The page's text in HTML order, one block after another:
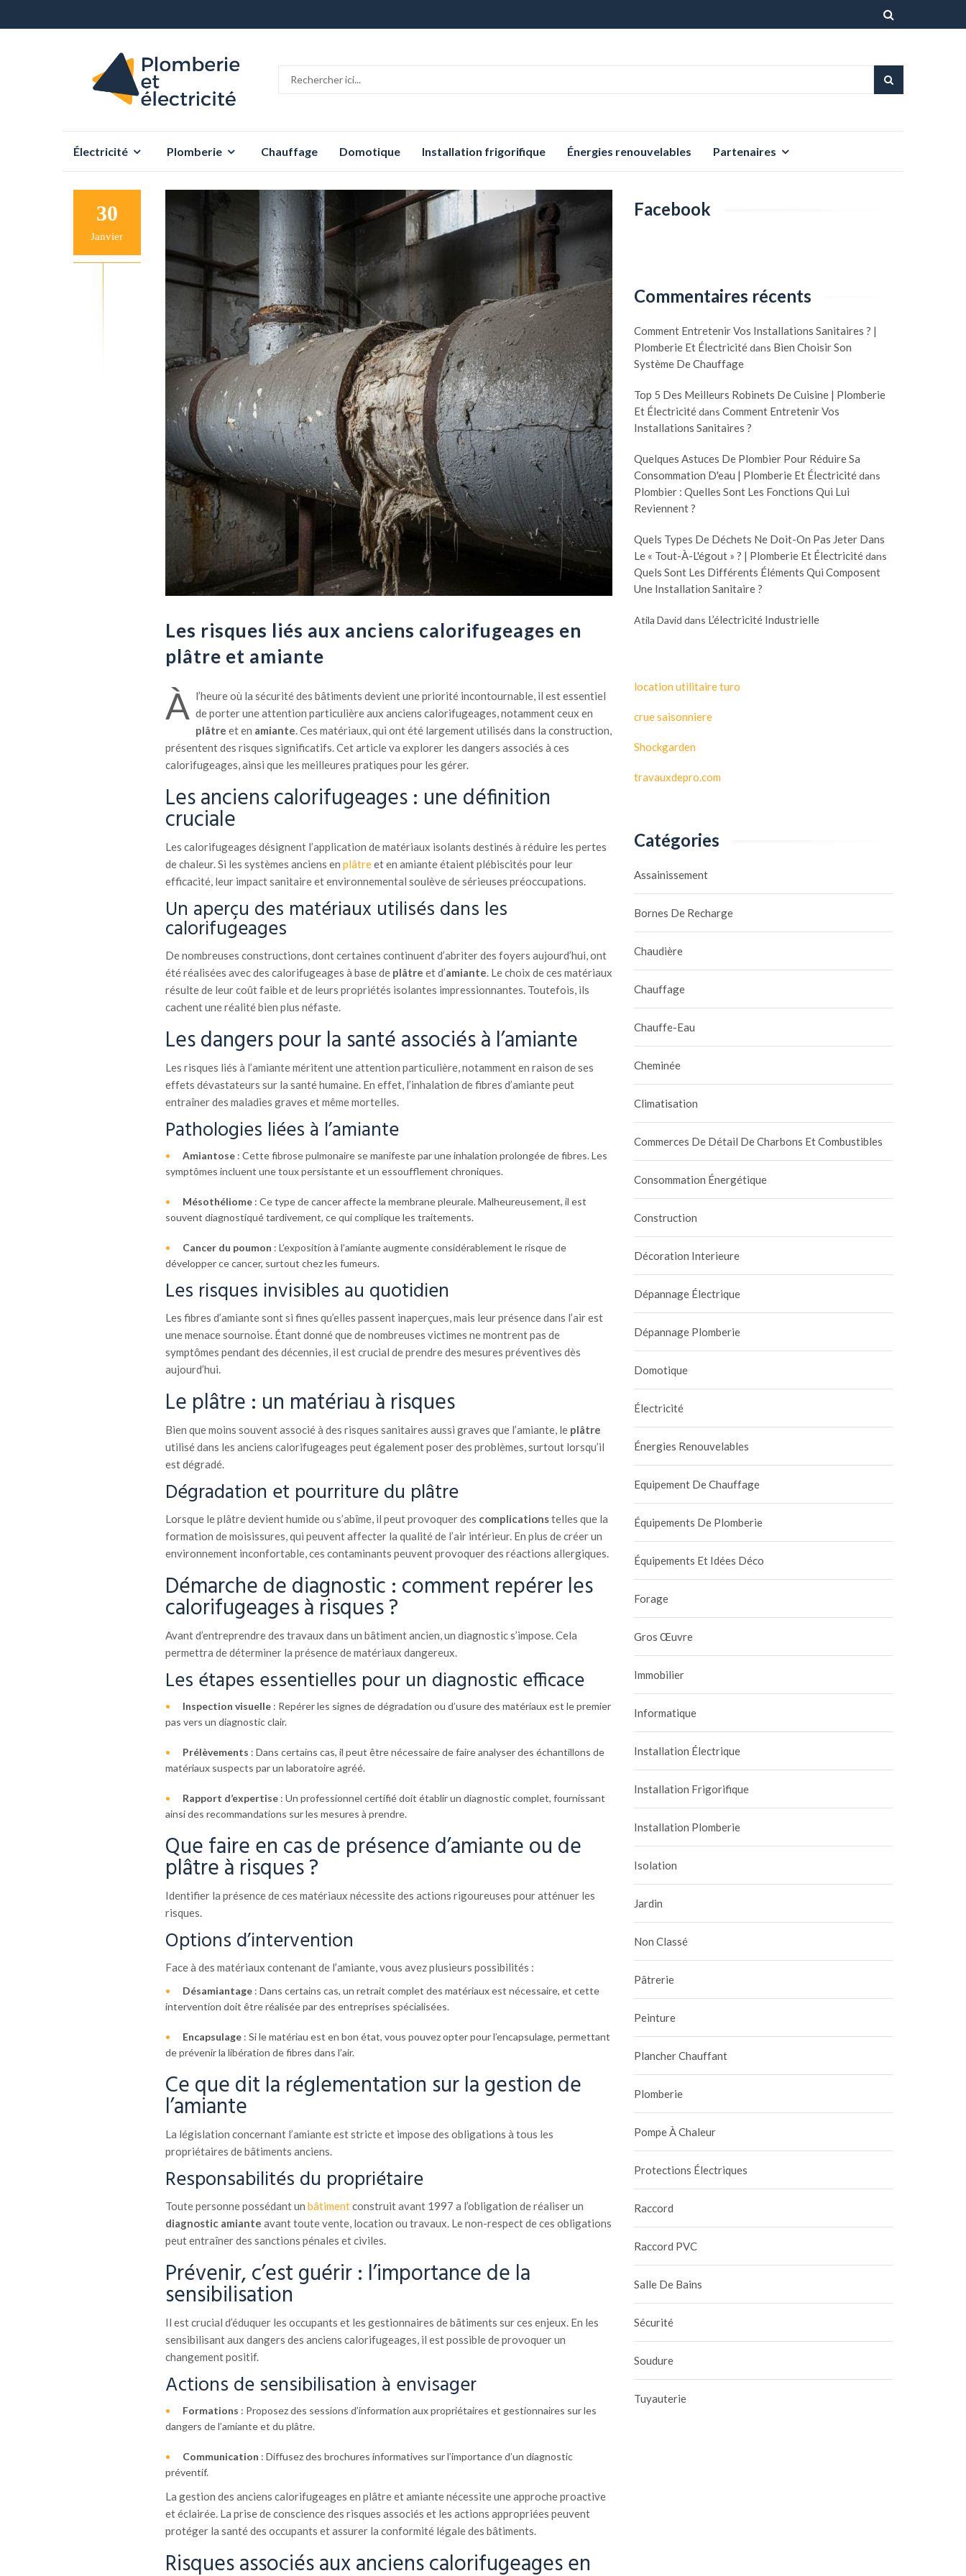
Aller
contenu
Électricité Plomberie Chauffage Domotique Installation frigorifique Énergies renouvelables Partenaires
30
Janvier
Les risques liés aux anciens calorifugeages en
plâtre et amiante
À l’heure où la sécurité des bâtiments devient une priorité incontournable, il est essentiel
de porter une attention particulière aux anciens calorifugeages, notamment ceux en
plâtre et en amiante. Ces matériaux, qui ont été largement utilisés dans la construction,
présentent des risques significatifs. Cet article va explorer les dangers associés à ces
calorifugeages, ainsi que les meilleures pratiques pour les gérer.
Les anciens calorifugeages : une définition
cruciale
Les calorifugeages désignent l’application de matériaux isolants destinés à réduire les pertes
de chaleur. Si les systèmes anciens en plâtreet en amiante étaient plébiscités pour leur
efficacité, leur impact sanitaire et environnemental soulève de sérieuses préoccupations.
Un aperçu des matériaux utilisés dans les
calorifugeages
De nombreuses constructions, dont certaines continuent d’abriter des foyers aujourd’hui, ont
été réalisées avec des calorifugeages à base de plâtre et d’amiante. Le choix de ces matériaux
résulte de leur coût faible et de leurs propriétés isolantes impressionnantes. Toutefois, ils
cachent une réalité bien plus néfaste.
Les dangers pour la santé associés à l’amiante
Les risques liés à l’amiante méritent une attention particulière, notamment en raison de ses
effets dévastateurs sur la santé humaine. En effet, l’inhalation de fibres d’amiante peut
entraîner des maladies graves et même mortelles.
Pathologies liées à l’amiante
Amiantose: Cette fibrose pulmonaire se manifeste par une inhalation prolongée de fibres. Les
symptômes incluent une toux persistante et un essoufflement chroniques.
Mésothéliome: Ce type de cancer affecte la membrane pleurale. Malheureusement, il est
souvent diagnostiqué tardivement, ce qui complique les traitements.
Cancer du poumon : L’exposition à l’amiante augmente considérablement le risque de
développer ce cancer, surtout chez les fumeurs.
Les risques invisibles au quotidien
Les fibres d’amiante sont si fines qu’elles passent inaperçues, mais leur présence dans l’air est
une menace sournoise. Étant donné que de nombreuses victimes ne montrent pas de
symptômes pendant des décennies, il est crucial de prendre des mesures préventives dès
aujourd’hui.
Le plâtre : un matériau à risques
Bien que moins souvent associé à des risques sanitaires aussi graves que l’amiante, le plâtre
utilisé dans les anciens calorifugeages peut également poser des problèmes, surtout lorsqu’il
est dégradé.
Dégradation et pourriture du plâtre
Lorsque le plâtre devient humide ou s’abîme, il peut provoquer des complicationstelles que la
formation de moisissures, qui peuvent affecter la qualité de l’air intérieur. En plus de créer un
environnement inconfortable, ces contaminants peuvent provoquer des réactions allergiques.
Démarche de diagnostic : comment repérer les
calorifugeages à risques ?
Avant d’entreprendre des travaux dans un bâtiment ancien, un diagnostic s’impose. Cela
permettra de déterminer la présence de matériaux dangereux.
Les étapes essentielles pour un diagnostic efficace
Inspection visuelle: Repérer les signes de dégradation ou d’usure des matériaux est le premier
pas vers un diagnostic clair.
Prélèvements : Dans certains cas, il peut être nécessaire de faire analyser des échantillons de
matériaux suspects par un laboratoire agréé.
Rapport d’expertise: Un professionnel certifié doit établir un diagnostic complet, fournissant
ainsi des recommandations sur les mesures à prendre.
Que faire en cas de présence d’amiante ou de
plâtre à risques ?
Identifier la présence de ces matériaux nécessite des actions rigoureuses pour atténuer les
risques.
Options d’intervention
Face à des matériaux contenant de l’amiante, vous avez plusieurs possibilités :
Désamiantage: Dans certains cas, un retrait complet des matériaux est nécessaire, et cette
intervention doit être réalisée par des entreprises spécialisées.
Encapsulage: Si le matériau est en bon état, vous pouvez opter pour l’encapsulage, permettant
de prévenir la libération de fibres dans l’air.
Ce que dit la réglementation sur la gestion de
l’amiante
La législation concernant l’amiante est stricte et impose des obligations à tous les
propriétaires de bâtiments anciens.
Responsabilités du propriétaire
Toute personne possédant un bâtimentconstruit avant 1997 a l’obligation de réaliser un
diagnostic amiante avant toute vente, location ou travaux. Le non-respect de ces obligations
peut entraîner des sanctions pénales et civiles.
Prévenir, c’est guérir : l’importance de la
sensibilisation
Il est crucial d’éduquer les occupants et les gestionnaires de bâtiments sur ces enjeux. En les
sensibilisant aux dangers des anciens calorifugeages, il est possible de provoquer un
changement positif.
Actions de sensibilisation à envisager
Formations : Proposez des sessions d’information aux propriétaires et gestionnaires sur les
dangers de l’amiante et du plâtre.
Communication : Diffusez des brochures informatives sur l’importance d’un diagnostic
préventif.
La gestion des anciens calorifugeages en plâtre et amiante nécessite une approche proactive
et éclairée. La prise de conscience des risques associés et les actions appropriées peuvent
protéger la santé des occupants et assurer la conformité légale des bâtiments.
Risques associés aux anciens calorifugeages en
Facebook
Commentaires récents
Comment Entretenir Vos Installations Sanitaires ? |
Plomberie Et Électricitédans Bien Choisir Son
Système De Chauffage
Top 5 Des Meilleurs Robinets De Cuisine | Plomberie
Et Électricitédans Comment Entretenir Vos
Installations Sanitaires ?
Quelques Astuces De Plombier Pour Réduire Sa
Consommation D'eau | Plomberie Et Électricitédans
Plombier : Quelles Sont Les Fonctions Qui Lui
Reviennent ?
Quels Types De Déchets Ne Doit-On Pas Jeter Dans
Le « Tout-À-L'égout » ? | Plomberie Et Électricitédans
Quels Sont Les Différents Éléments Qui Composent
Une Installation Sanitaire ?
Atila David dans L’électricité Industrielle
location utilitaire turo
crue saisonniere
Shockgarden
travauxdepro.com
Catégories
Assainissement
Bornes De Recharge
Chaudière
Chauffage
Chauffe-Eau
Cheminée
Climatisation
Commerces De Détail De Charbons Et Combustibles
Consommation Énergétique
Construction
Décoration Interieure
Dépannage Électrique
Dépannage Plomberie
Domotique
Électricité
Énergies Renouvelables
Equipement De Chauffage
Équipements De Plomberie
Équipements Et Idées Déco
Forage
Gros Œuvre
Immobilier
Informatique
Installation Électrique
Installation Frigorifique
Installation Plomberie
Isolation
Jardin
Non Classé
Pâtrerie
Peinture
Plancher Chauffant
Plomberie
Pompe À Chaleur
Protections Électriques
Raccord
Raccord PVC
Salle De Bains
Sécurité
Soudure
Tuyauterie